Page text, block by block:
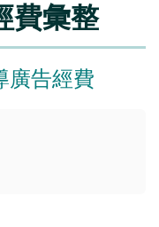
費彙整
廣告經費